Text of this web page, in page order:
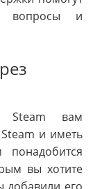
вопросы и
Steam вам
и иметь
вы хотите